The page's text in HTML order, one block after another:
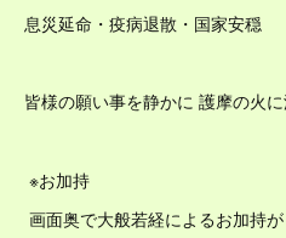
息災延命・疫病退散・国家安穏
皆様の願い事を静かに 護摩の火
※お加持
画面奥で大般若経によるお加持